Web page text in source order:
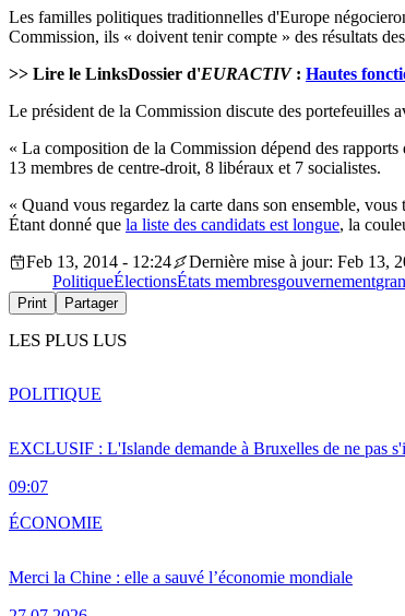
Les familles politiques traditionnelles d'Europe
Commission, ils « doivent tenir compte » des résultats
>> Lire le LinksDossier d'EURACTIV: Hautes
Le président de la Commission discute des portefeuilles
« La composition de la Commission dépend des
13 membres de centre-droit, 8 libéraux et 7 socialistes.
« Quand vous regardez la carte dans son ensemble,
Étant donné que la liste des candidats est longue, la
Feb 13, 2014 - 12:24
Dernière mise à jour: Feb 13,
PolitiqueÉlectionsÉtats membresgouvernement
Print Partager
LES PLUS LUS
EXCLUSIF : L'Islande demande à Bruxelles de ne pas
09:07
POLITIQUE
Merci la Chine : elle a sauvé l’économie mondiale
ÉCONOMIE